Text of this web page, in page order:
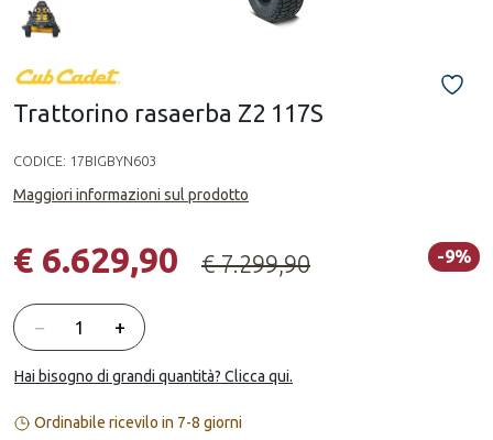
Trattorino rasaerba Z2 117S
CODICE: 17BIGBYN603
Maggiori informazioni sul prodotto
-9%
€ 6.629,90 € 7.299,90
Quantità
− +
Hai bisogno di grandi quantità? Clicca qui.
Ordinabile ricevilo in 7-8 giorni